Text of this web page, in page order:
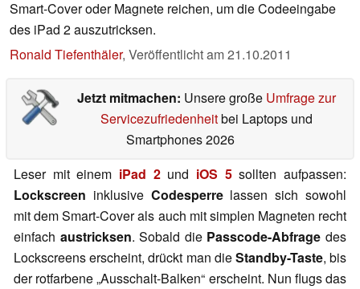
Smart-Cover oder Magnete reichen, um die Codeeingabe
des iPad 2 auszutricksen.
Ronald Tiefenthäler, Veröffentlicht am21.10.2011
Jetzt mitmachen: Unsere große Umfrage zur
Servicezufriedenheitbei Laptops und
Smartphones 2026
Leser mit einem iPad 2und iOS 5sollten aufpassen:
Lockscreen inklusive Codesperre lassen sich sowohl
mit dem Smart-Cover als auch mit simplen Magneten recht
einfach austricksen. Sobald die Passcode-Abfrage des
Lockscreens erscheint, drückt man dieStandby-Taste, bis
der rotfarbene „Ausschalt-Balken“ erscheint. Nun flugs das